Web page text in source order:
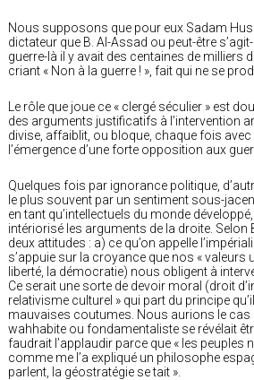
Nous supposons que pour eux Sadam
dictateur que B. Al-Assad ou peut-être
guerre-là il y avait des centaines de milliers
criant « Non à la guerre ! », fait qui ne se
Le rôle que joue ce « clergé séculier » est
des arguments justificatifs à l’intervention
divise, affaiblit, ou bloque, chaque fois
l’émergence d’une forte opposition aux
Quelques fois par ignorance politique,
le plus souvent par un sentiment sous-
en tant qu’intellectuels du monde
intériorisé les arguments de la droite. Selon
deux attitudes : a) ce qu’on appelle
s’appuie sur la croyance que nos « valeurs
liberté, la démocratie) nous obligent à
Ce serait une sorte de devoir moral (droit
relativisme culturel » qui part du principe
mauvaises coutumes. Nous aurions le
wahhabite ou fondamentaliste se révélait
faudrait l’applaudir parce que « les peuples
comme me l’a expliqué un philosophe
parlent, la géostratégie se tait ».